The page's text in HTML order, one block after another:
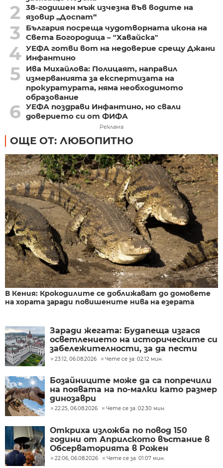
2
38-годишен мъж изчезна във водите на
язовир „Доспат“
3
България посреща чудотворната икона на
Света Богородица – "Хавайска"
4 УЕФА готви вот на недоверие срещу Джани
Инфантино
5
Ива Михайлова: Полицаят, направил
измерванията за експертизата на
прокуратурата, няма необходимото
образование
6 УЕФА поздрави Инфантино, но свали
доверието си от ФИФА
Реклама
ОЩЕ ОТ: ЛЮБОПИТНО
В Кения: Крокодилите се доближават до домовете
на хората заради повишените нива на езерата
Заради жегата: Будапеща изгася
осветлението на историческите си
забележителности, за да пести
енергия
23:12, 06.08.2026 Чете се за: 02:12 мин.
Бозайниците може да са попречили
на появата на по-малки като размер
динозаври
22:25, 06.08.2026 Чете се за: 02:30 мин.
Откриха изложба по повод 150
години от Априлското въстание в
Обсерваторията в Рожен
22:06, 06.08.2026 Чете се за: 01:07 мин.